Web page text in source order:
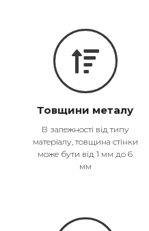
Товщини металу
В залежності від типу
матеріалу, товщина стінки
може бути від 1 мм до 6
мм